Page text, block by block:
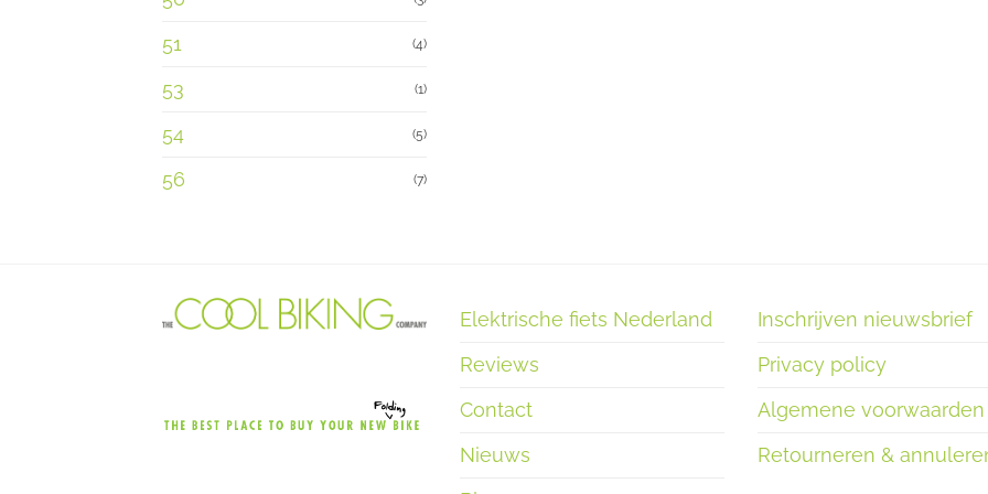
51 (4)
53 (1)
54 (5)
56 (7)
Elektrische fiets Nederland
Reviews
Contact
Nieuws
Inschrijven nieuwsbrief
Privacy policy
Algemene voorwaarden
Retourneren &